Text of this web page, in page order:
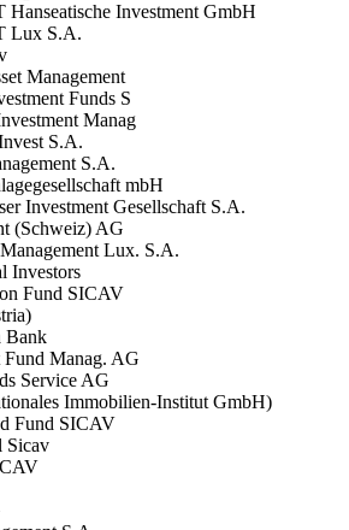
Investment GmbH
Lux S.A.
Management
Funds S
Manag
S.A.
S.A.
mbH
Investment Gesellschaft S.A.
(Schweiz) AG
Lux. S.A.
Investors
Fund SICAV
Bank
Manag. AG
Service AG
Immobilien-Institut GmbH)
Fund SICAV
Sicav